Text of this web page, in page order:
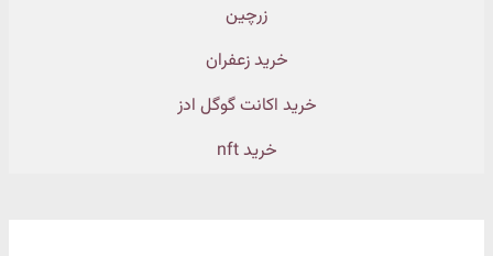
زرچین
خرید زعفران
خرید اکانت گوگل ادز
خرید nft